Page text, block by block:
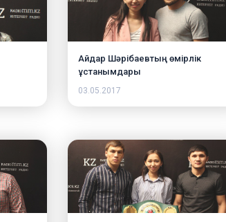
Айдар Шəрібаевтың өмірлік
ұстанымдары
03.05.2017